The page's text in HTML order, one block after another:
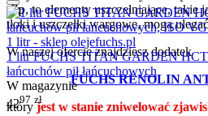
slip, to elementy uszczelniające, takie
tłoki i uszczelki wargowe, mogą
W naszej ofercie znajdziesz dodatek
FUCHS RENOLIN
któryjest w stanie zniwelować
1 litr FUCHS TITAN GARDEN HCT
łańcuchów pił łańcuchowych
W magazynie
4297 zł